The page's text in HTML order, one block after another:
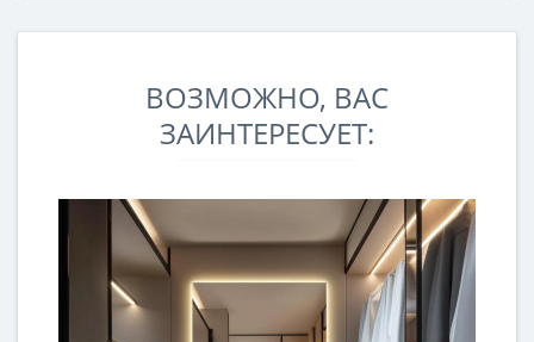
ВОЗМОЖНО, ВАС
ЗАИНТЕРЕСУЕТ: